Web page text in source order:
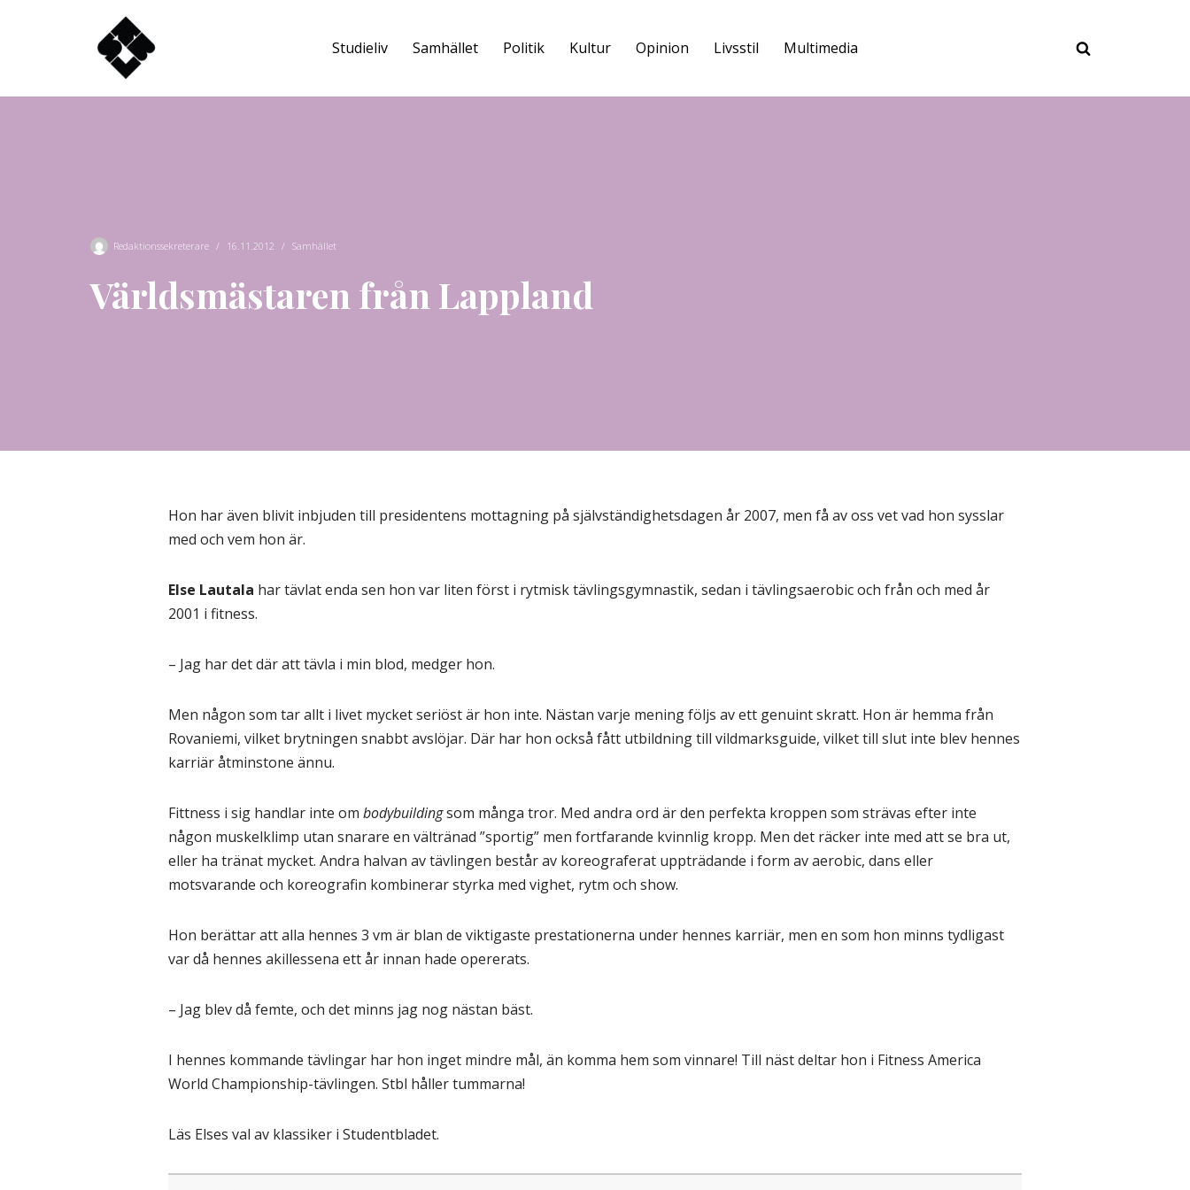
innehåll
Studieliv Samhället Politik Kultur Opinion Livsstil Multimedia
Redaktionssekreterare 16.11.2012 Samhället
Världsmästaren från Lappland
Hon har även blivit inbjuden till presidentens mottagning på självständighetsdagen år 2007, men få av oss vet vad hon sysslar
med och vem hon är.
Else Lautala har tävlat enda sen hon var liten först i rytmisk tävlingsgymnastik, sedan i tävlingsaerobic och från och med år
2001 i fitness.
– Jag har det där att tävla i min blod, medger hon.
Men någon som tar allt i livet mycket seriöst är hon inte. Nästan varje mening följs av ett genuint skratt. Hon är hemma från
Rovaniemi, vilket brytningen snabbt avslöjar. Där har hon också fått utbildning till vildmarksguide, vilket till slut inte blev hennes
karriär åtminstone ännu.
Fittness i sig handlar inte om bodybuildingsom många tror. Med andra ord är den perfekta kroppen som strävas efter inte
någon muskelklimp utan snarare en vältränad ”sportig” men fortfarande kvinnlig kropp. Men det räcker inte med att se bra ut,
eller ha tränat mycket. Andra halvan av tävlingen består av koreograferat uppträdande i form av aerobic, dans eller
motsvarande och koreografin kombinerar styrka med vighet, rytm och show.
Hon berättar att alla hennes 3 vm är blan de viktigaste prestationerna under hennes karriär, men en som hon minns tydligast
var då hennes akillessena ett år innan hade opererats.
– Jag blev då femte, och det minns jag nog nästan bäst.
I hennes kommande tävlingar har hon inget mindre mål, än komma hem som vinnare! Till näst deltar hon i Fitness America
World Championship-tävlingen. Stbl håller tummarna!
Läs Elses val av klassiker i Studentbladet.